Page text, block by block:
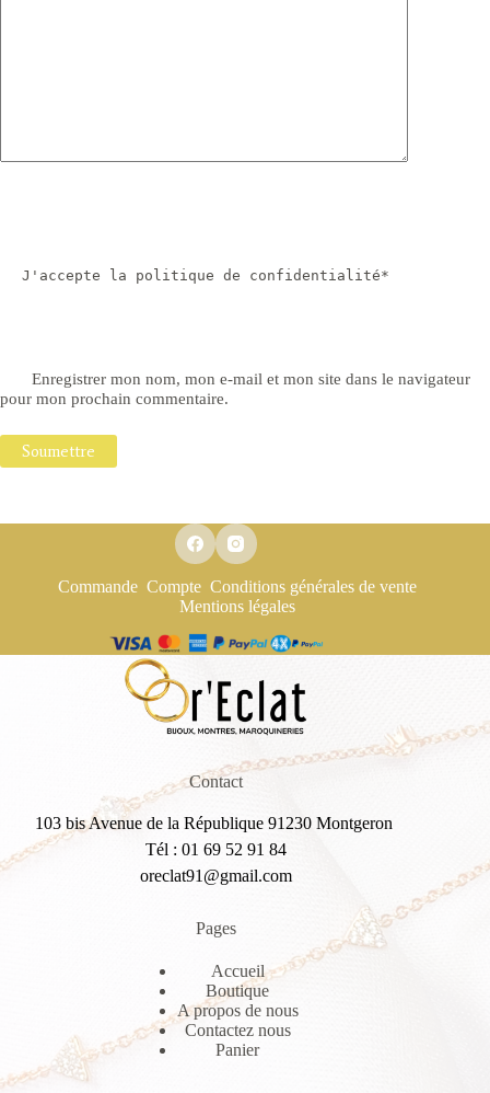
J'accepte la politique de confidentialité*
Enregistrer mon nom, mon e-mail et mon site dans le navigateur
pour mon prochain commentaire.
Soumettre
Commande Compte Conditions générales de vente
Mentions légales
Contact
103 bis Avenue de la République 91230 Montgeron
Tél : 01 69 52 91 84
oreclat91@gmail.com
Pages
Accueil
Boutique
A propos de nous
Contactez nous
Panier